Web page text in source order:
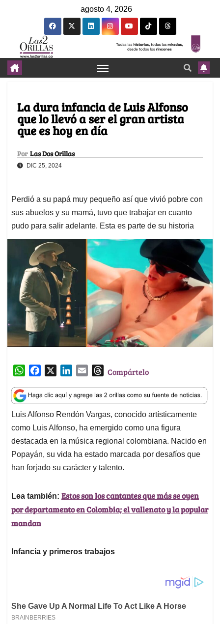
agosto 4, 2026
La dura infancia de Luis Alfonso
que lo llevó a ser el gran artista
que es hoy en día
Por Las Dos Orillas
DIC 25, 2024
Perdió a su papá muy pequeño así que vivió pobre con
sus abuelos y su mamá, tuvo que trabajar en cuanto
pudo para salir adelante. Esta es parte de su historia
W
a
t
s
A
p
p
c
e
b
o
o
k
n
k
e
d
I
n
a
i
l
T
r
e
a
d
s
Compártelo
Luis Alfonso Rendón Vargas, conocido artísticamente
como Luis Alfonso, ha emergido como una figura
destacada en la música regional colombiana. Nacido en
Popayán, su vida ha estado marcada por desafíos que
han forjado su carácter y talento.
Lea también: Estos son los cantantes que más se oyen
por departamento en Colombia; el vallenato y la popular
mandan
Infancia y primeros trabajos